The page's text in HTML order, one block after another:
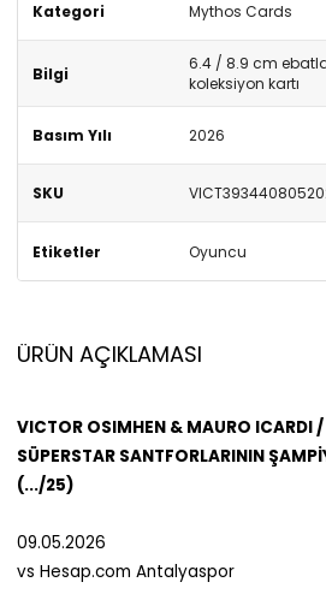
Kategori Mythos Cards
Bilgi
6.4 / 8.9 cm
koleksiyon kartı
Basım Yılı 2026
SKU
Etiketler Oyuncu
ÜRÜN AÇIKLAMASI
VICTOR OSIMHEN & MAURO ICARDI /
SÜPERSTAR SANTFORLARININ
(.../25)
09.05.2026
vs Hesap.com Antalyaspor